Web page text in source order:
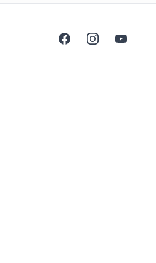
FacebookInstagramYouTube